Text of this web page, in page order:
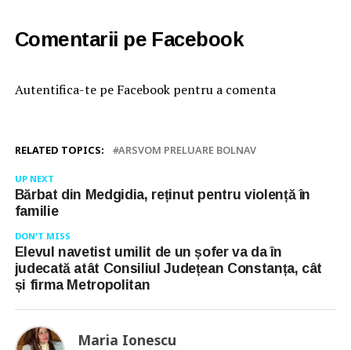
Comentarii pe Facebook
Autentifica-te pe Facebook pentru a comenta
RELATED TOPICS: ARSVOM PRELUARE BOLNAV
UP NEXT
Bărbat din Medgidia, reținut pentru violență în
familie
DON'T MISS
Elevul navetist umilit de un șofer va da în
judecată atât Consiliul Județean Constanța, cât
și firma Metropolitan
Maria Ionescu